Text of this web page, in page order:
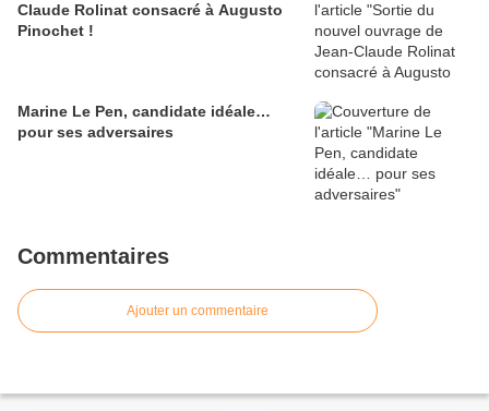
Claude Rolinat consacré à Augusto
Pinochet !
Marine Le Pen, candidate idéale…
pour ses adversaires
Commentaires
Ajouter un commentaire